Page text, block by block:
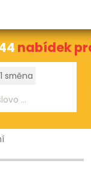
nabídek
směna